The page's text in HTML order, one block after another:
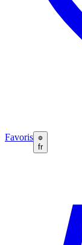
Favoris
fr